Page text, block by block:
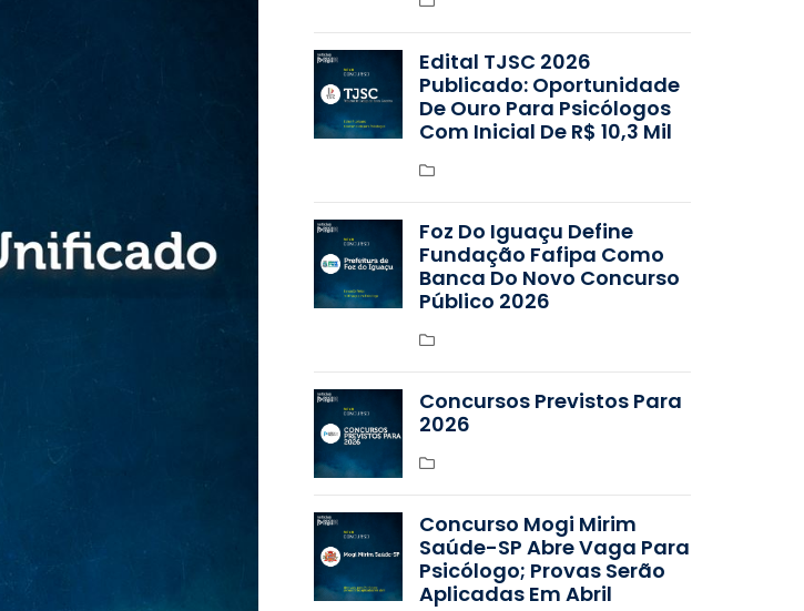
Edital TJSC 2026
Publicado: Oportunidade
De Ouro Para Psicólogos
Com Inicial De R$ 10,3 Mil
Foz Do Iguaçu Define
Fundação Fafipa Como
Banca Do Novo Concurso
Público 2026
Concursos Previstos Para
2026
Concurso Mogi Mirim
Saúde-SP Abre Vaga Para
Psicólogo; Provas Serão
Aplicadas Em Abril